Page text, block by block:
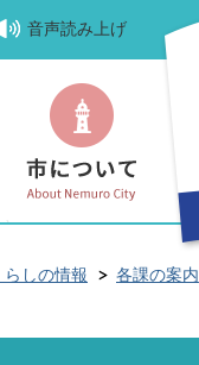
音声読み上げ
らしの情報 各課の案内